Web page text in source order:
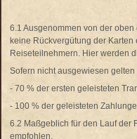
6.1 Ausgenommen von der
keine Rückvergütung der
Reiseteilnehmern. Hier werden
Sofern nicht ausgewiesen
- 70 % der ersten geleisteten
- 100 % der geleisteten
6.2 Maßgeblich für den Lauf der
empfohlen.